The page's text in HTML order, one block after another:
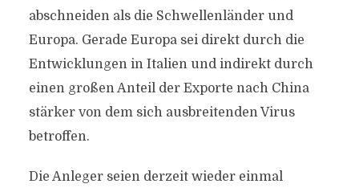
abschneiden als die Schwellenländer und
Europa. Gerade Europa sei direkt durch die
Entwicklungen in Italien und indirekt durch
einen großen Anteil der Exporte nach China
stärker von dem sich ausbreitenden Virus
betroffen.
Die Anleger seien derzeit wieder einmal